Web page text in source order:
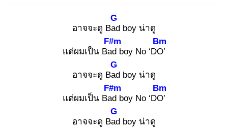
อาจจะดู Bad
G
boy น่าดู
แต่ผมเป็น Bad
F#m
boy No ‘DO’
Bm
อาจจะดู Bad
G
boy น่าดู
แต่ผมเป็น Bad
F#m
boy No ‘DO’
Bm
อาจจะดู Bad
G
boy น่าดู